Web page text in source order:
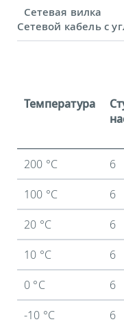
Сетевая вилка
Сетевой кабель с
Температура
200 °C
6
100 °C
6
20 °C
6
10 °C
6
0 °C
6
-10 °C
6